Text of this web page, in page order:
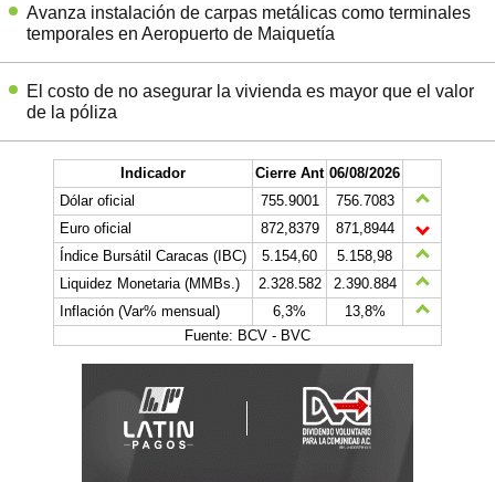
Avanza instalación de carpas metálicas como terminales
temporales en Aeropuerto de Maiquetía
El costo de no asegurar la vivienda es mayor que el valor
de la póliza
Indicador Cierre Ant 06/08/2026
Dólar oficial
755.9001
756.7083
Euro oficial
872,8379
871,8944
Índice Bursátil Caracas (IBC)
5.154,60
5.158,98
Liquidez Monetaria (MMBs.)
2.328.582
2.390.884
Inflación (Var% mensual)
6,3%
13,8%
Fuente: BCV - BVC